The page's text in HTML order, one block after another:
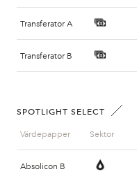
Transferator A
Transferator B
SPOTLIGHT SELECT
Värdepapper
Absolicon B
Sektor